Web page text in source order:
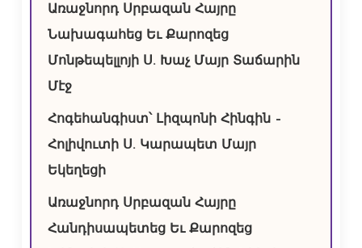
Առաջնորդ Սրբազան Հայրը
Նախագահեց Եւ Քարոզեց
Մոնթեպելլոյի Ս. Խաչ Մայր Տաճարին
Մէջ
Հոգեհանգիստ՝ Լիզպոնի Հինգին –
Հոլիվուտի Ս. Կարապետ Մայր
Եկեղեցի
Առաջնորդ Սրբազան Հայրը
Հանդիսապետեց Եւ Քարոզեց